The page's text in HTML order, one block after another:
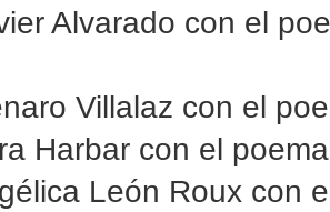
Alvarado con el
Villalaz con el
Harbar con el
León Roux con